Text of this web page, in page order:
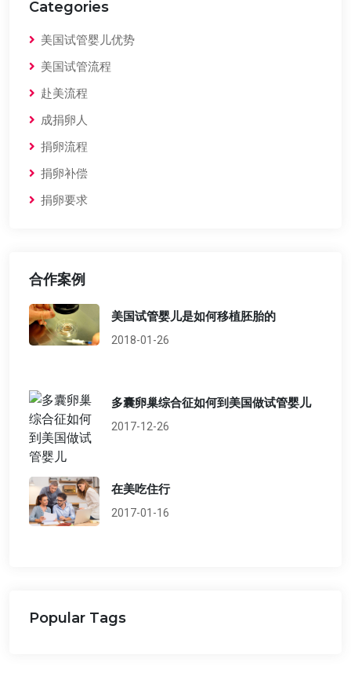
Categories
美国试管婴儿优势
美国试管流程
赴美流程
成捐卵人
捐卵流程
捐卵补偿
捐卵要求
合作案例
美国试管婴儿是如何移植胚胎的
2018-01-26
多囊卵巢综合征如何到美国做试管婴儿
2017-12-26
在美吃住行
2017-01-16
Popular Tags